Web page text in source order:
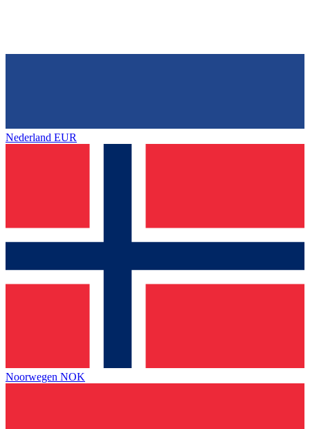
Nederland EUR
Noorwegen NOK